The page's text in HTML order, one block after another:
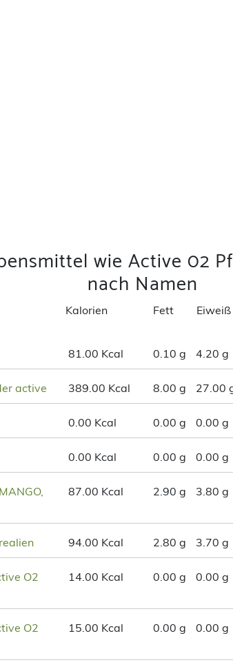
wie Active 02
nach Namen
Kalorien Fett Eiweiß
81.00 Kcal 0.10 g 4.20 g
active 389.00 Kcal 8.00 g 27.00
0.00 Kcal 0.00 g 0.00 g
0.00 Kcal 0.00 g 0.00 g
87.00 Kcal 2.90 g 3.80 g
94.00 Kcal 2.80 g 3.70 g
O2
14.00 Kcal 0.00 g 0.00 g
O2
15.00 Kcal 0.00 g 0.00 g